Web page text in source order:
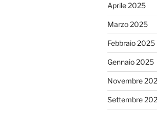
Aprile 2025
Marzo 2025
Febbraio 2025
Gennaio 2025
Novembre
Settembre